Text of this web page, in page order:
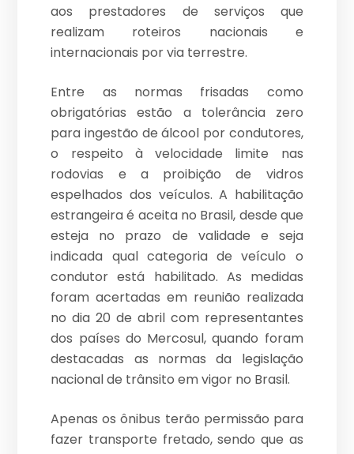
aos prestadores de serviços que
realizam roteiros nacionais e
internacionais por via terrestre.
Entre as normas frisadas como
obrigatórias estão a tolerância zero
para ingestão de álcool por condutores,
o respeito à velocidade limite nas
rodovias e a proibição de vidros
espelhados dos veículos. A habilitação
estrangeira é aceita no Brasil, desde que
esteja no prazo de validade e seja
indicada qual categoria de veículo o
condutor está habilitado. As medidas
foram acertadas em reunião realizada
no dia 20 de abril com representantes
dos países do Mercosul, quando foram
destacadas as normas da legislação
nacional de trânsito em vigor no Brasil.
Apenas os ônibus terão permissão para
fazer transporte fretado, sendo que as